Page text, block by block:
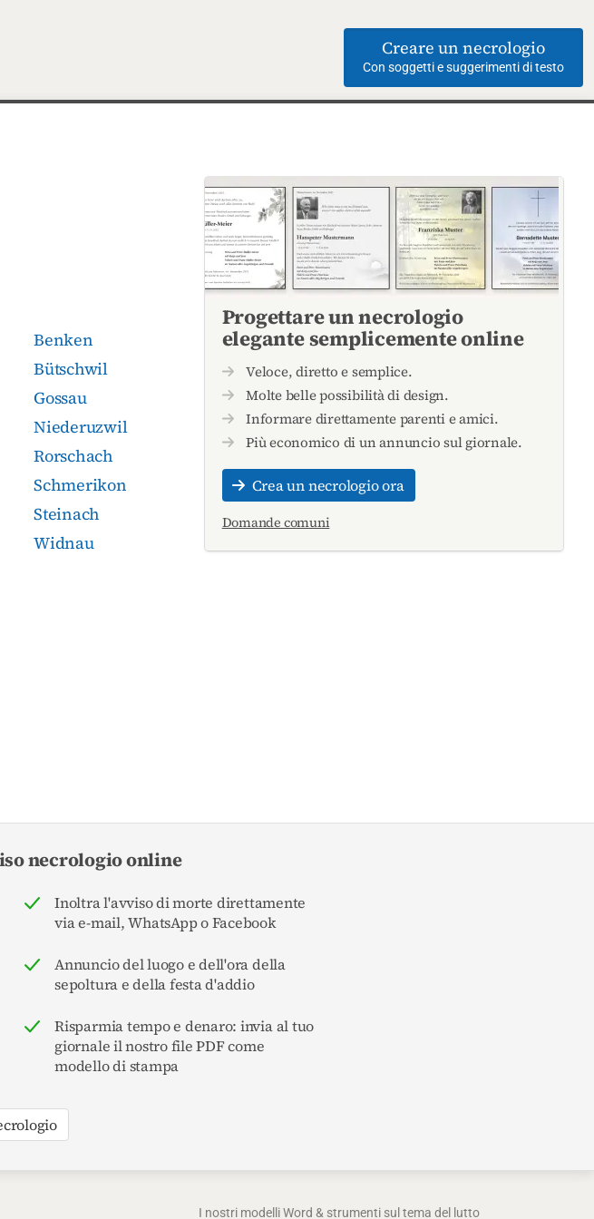
Creare un necrologio
Con soggetti e suggerimenti di testo
Benken
Bütschwil
Gossau
Niederuzwil
Rorschach
Schmerikon
Steinach
Widnau
Progettare un necrologio
elegante semplicemente online
Veloce, diretto e semplice.
Molte belle possibilità di design.
Informare direttamente parenti e amici.
Più economico di un annuncio sul giornale.
Crea un necrologio ora
Domande comuni
necrologio online
Inoltra l'avviso di morte direttamente
via e-mail, WhatsApp o Facebook
Annuncio del luogo e dell'ora della
sepoltura e della festa d'addio
Risparmia tempo e denaro: invia al tuo
giornale il nostro file PDF come
modello di stampa
I nostri modelli Word & strumenti sul tema del lutto